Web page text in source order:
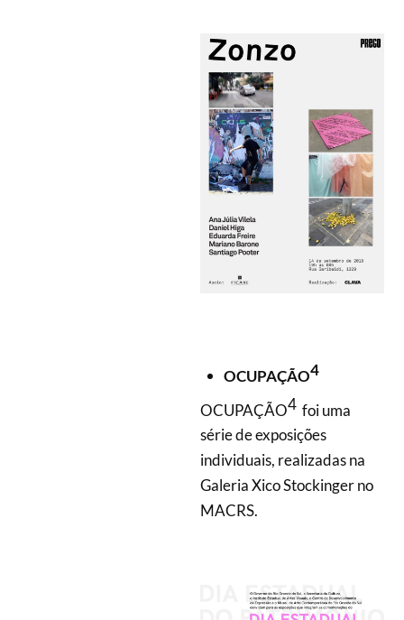
OCUPAÇÃO4
OCUPAÇÃO4foi uma
série de exposições
individuais, realizadas na
Galeria Xico Stockinger no
MACRS.